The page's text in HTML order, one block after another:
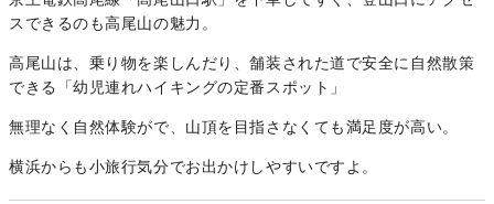
スできるのも高尾山の魅力。
高尾山は、乗り物を楽しんだり、舗装された道で安全に自然散策
できる「幼児連れハイキングの定番スポット」
無理なく自然体験がで、山頂を目指さなくても満足度が高い。
横浜からも小旅行気分でお出かけしやすいですよ。